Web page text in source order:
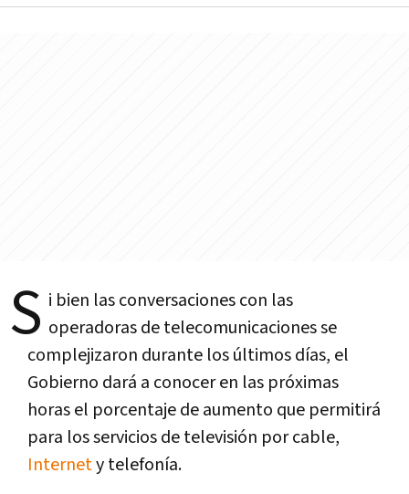
S i bien las conversaciones con las
operadoras de telecomunicaciones se
complejizaron durante los últimos días, el
Gobierno dará a conocer en las próximas
horas el porcentaje de aumento que permitirá
para los servicios de televisión por cable,
Internety telefonía.